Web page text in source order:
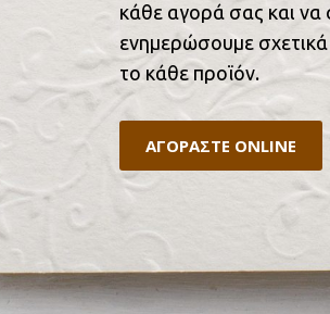
κάθε αγορά σας και να
ενημερώσουμε
το κάθε προϊόν.
ΑΓΟΡΑΣΤΕ ONLINE